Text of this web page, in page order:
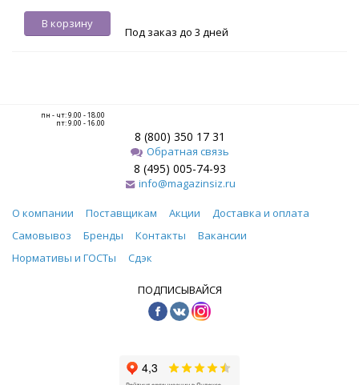
В корзину
Под заказ до 3 дней
пн - чт: 9.00 - 18.00
пт: 9.00 - 16.00
8 (800) 350 17 31
Обратная связь
8 (495) 005-74-93
info@magazinsiz.ru
О компании Поставщикам Акции
Доставка и оплата
Самовывоз
Бренды Контакты
Вакансии
Нормативы и ГОСТы
Сдэк
ПОДПИСЫВАЙСЯ